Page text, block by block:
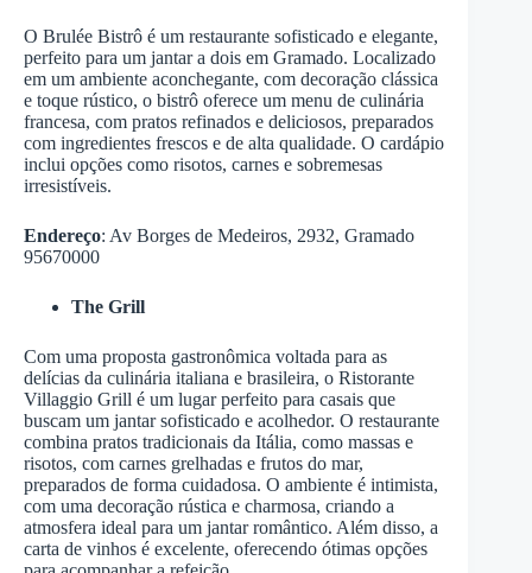
O Brulée Bistrô é um restaurante sofisticado e elegante,
perfeito para um jantar a dois em Gramado. Localizado
em um ambiente aconchegante, com decoração clássica
e toque rústico, o bistrô oferece um menu de culinária
francesa, com pratos refinados e deliciosos, preparados
com ingredientes frescos e de alta qualidade. O cardápio
inclui opções como risotos, carnes e sobremesas
irresistíveis.
Endereço: Av Borges de Medeiros, 2932, Gramado
95670000
The Grill
Com uma proposta gastronômica voltada para as
delícias da culinária italiana e brasileira, o Ristorante
Villaggio Grill é um lugar perfeito para casais que
buscam um jantar sofisticado e acolhedor. O restaurante
combina pratos tradicionais da Itália, como massas e
risotos, com carnes grelhadas e frutos do mar,
preparados de forma cuidadosa. O ambiente é intimista,
com uma decoração rústica e charmosa, criando a
atmosfera ideal para um jantar romântico. Além disso, a
carta de vinhos é excelente, oferecendo ótimas opções